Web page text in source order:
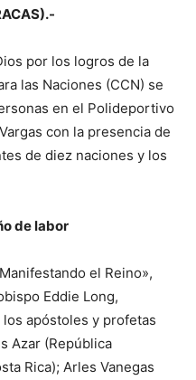
por los logros de la
las Naciones (CCN) se
en el Polideportivo
con la presencia de
de diez naciones y los
de labor
el Reino»,
Eddie Long,
los apóstoles y profetas
Azar (República
Rica); Arles Vanegas